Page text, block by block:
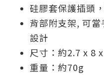
硅膠套保護插頭
背部附支架, 可
設計
尺寸：約2.7 x 8
重量：約70g